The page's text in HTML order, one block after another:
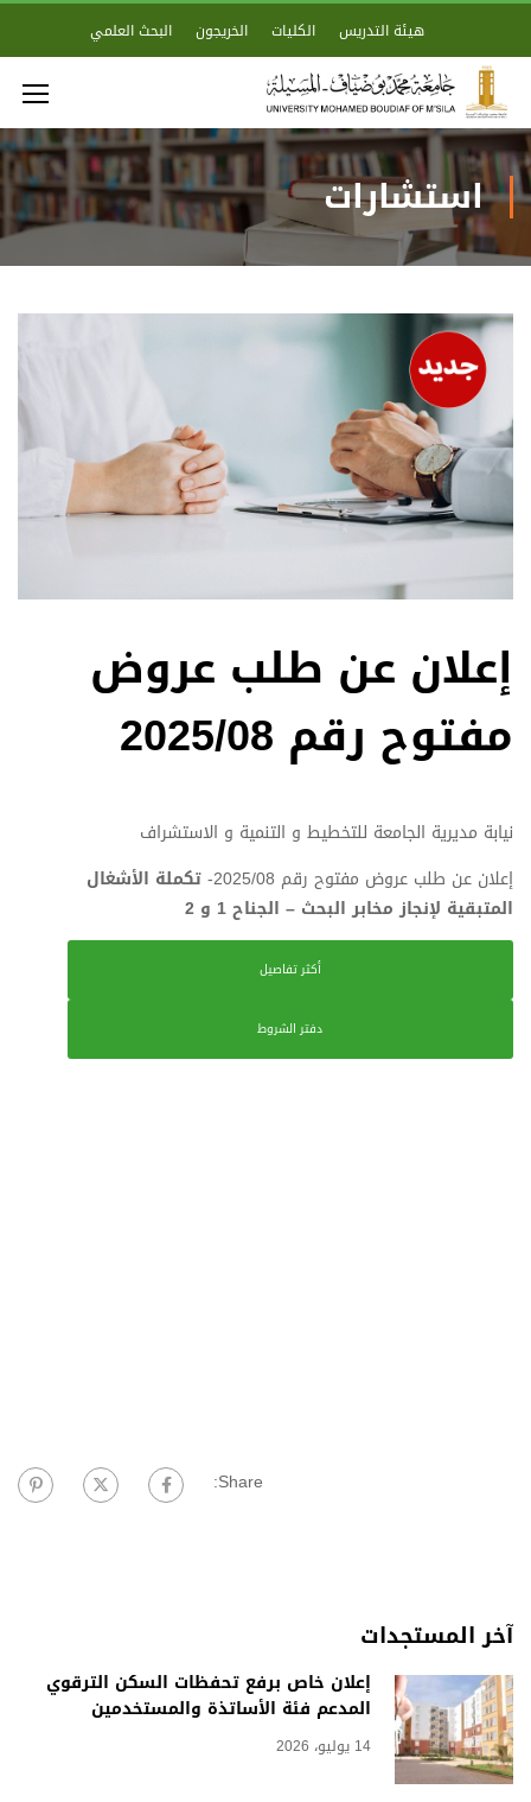
هيئة التدريس الكليات الخريجون البحث العلمي
استشارات
إعلان عن طلب عروض
مفتوح رقم 2025/08
نيابة مديرية الجامعة للتخطيط و التنمية و الاستشراف
إعلان عن طلب عروض مفتوح رقم 2025/08-
تكملة الأشغال
المتبقية لإنجاز مخابر البحث – الجناح 1 و 2
أكثر تفاصيل
دفتر الشروط
Share:
آخر المستجدات
إعلان خاص برفع تحفظات السكن الترقوي
المدعم فئة الأساتذة والمستخدمين
14 يوليو، 2026